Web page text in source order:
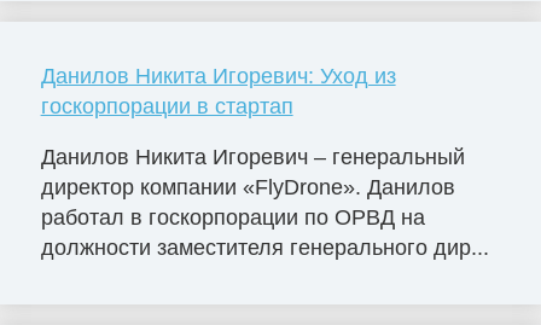
Данилов Никита Игоревич: Уход из
госкорпорации в стартап
Данилов Никита Игоревич – генеральный
директор компании «FlyDrone». Данилов
работал в госкорпорации по ОРВД на
должности заместителя генерального дир...